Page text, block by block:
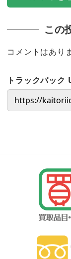
この
コメントはあり
トラックバック